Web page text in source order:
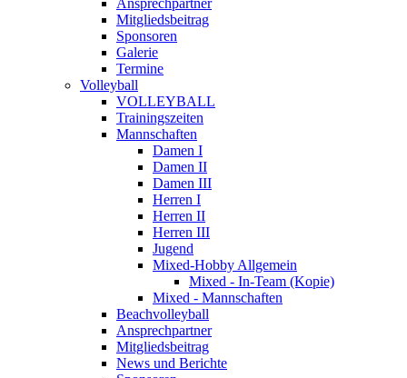
Ansprechpartner
Mitgliedsbeitrag
Sponsoren
Galerie
Termine
Volleyball
VOLLEYBALL
Trainingszeiten
Mannschaften
Damen I
Damen II
Damen III
Herren I
Herren II
Herren III
Jugend
Mixed-Hobby Allgemein
Mixed - In-Team (Kopie)
Mixed - Mannschaften
Beachvolleyball
Ansprechpartner
Mitgliedsbeitrag
News und Berichte